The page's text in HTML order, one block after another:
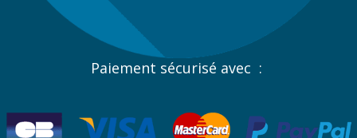
Paiement sécurisé avec :